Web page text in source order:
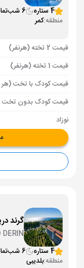
4 ستاره
6 شب
منطقه:کمر
قیمت 2 تخته (هرنفر)
قیمت 1 تخته (هرنفر)
قیمت کودک با تخت (هر
قیمت کودک بدون تخت
نوزاد
گرند
DERIN
4 ستاره
6 شب
منطقه:بلدیبی